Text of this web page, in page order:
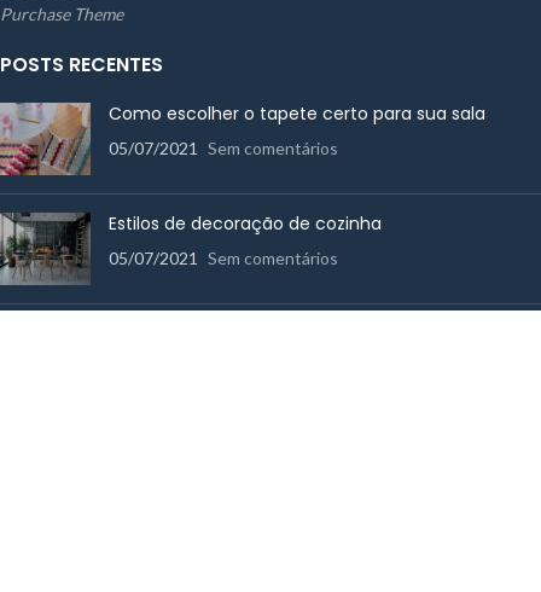
Purchase Theme
POSTS RECENTES
Como escolher o tapete certo para sua sala
05/07/2021 Sem comentários
Estilos de decoração de cozinha
05/07/2021 Sem comentários